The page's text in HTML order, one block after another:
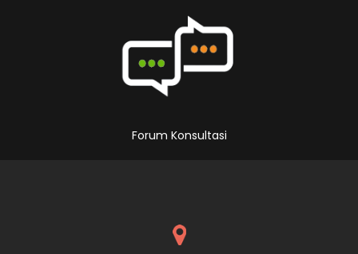
Forum Konsultasi